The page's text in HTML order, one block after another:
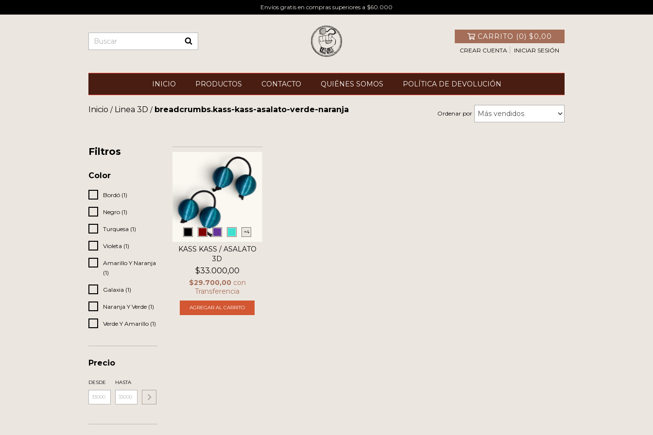
Envíos gratis en compras superiores a $60.000
CARRITO (0) $0,00
CREAR CUENTA INICIAR SESIÓN
INICIO PRODUCTOS CONTACTO QUIÉNES SOMOS POLÍTICA DE DEVOLUCIÓN
Inicio / Linea 3D / breadcrumbs.kass-kass-asalato-verde-naranja Ordenar por
Filtros
Color
Bordó (1)
Negro (1)
Turquesa (1)
Violeta (1)
Amarillo Y Naranja
(1)
Galaxia (1)
Naranja Y Verde (1)
Verde Y Amarillo (1)
Precio
DESDE HASTA
+4
KASS KASS / ASALATO
3D
$33.000,00
$29.700,00 con
Transferencia
AGREGAR AL CARRITO